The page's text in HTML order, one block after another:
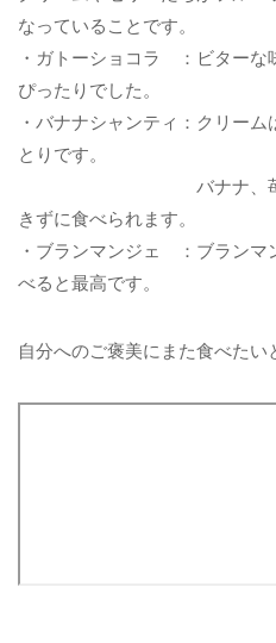
なっていることです。
・ガトーショコラ ：ビターな
ぴったりでした。
・バナナシャンティ：クリー
とりです。
バナナ、苺、ブル
きずに食べられます。
・ブランマンジェ ：ブランマ
べると最高です。
自分へのご褒美にまた食べたい